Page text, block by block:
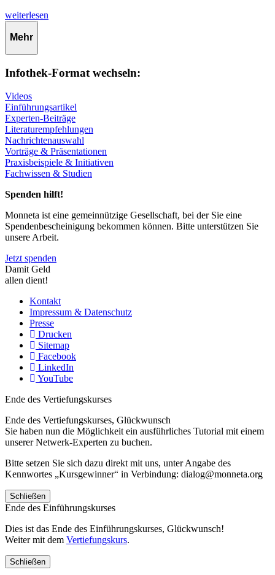
weiterlesen
Mehr
Infothek-Format wechseln:
Videos
Einführungsartikel
Experten-Beiträge
Literaturempfehlungen
Nachrichtenauswahl
Vorträge & Präsentationen
Praxisbeispiele & Initiativen
Fachwissen & Studien
Spenden hilft!
Monneta ist eine gemeinnützige Gesellschaft, bei der Sie eine
Spendenbescheinigung bekommen können. Bitte unterstützen Sie
unsere Arbeit.
Jetzt spenden
Damit Geld
allen dient!
Kontakt
Impressum & Datenschutz
Presse
Drucken
Sitemap
Facebook
LinkedIn
YouTube
Ende des Vertiefungskurses
Ende des Vertiefungskurses, Glückwunsch
Sie haben nun die Möglichkeit ein ausführliches Tutorial mit einem
unserer Netwerk-Experten zu buchen.
Bitte setzen Sie sich dazu direkt mit uns, unter Angabe des
Kennwortes „Kursgewinner“ in Verbindung: dialog@monneta.org
Schließen
Ende des Einführungskurses
Dies ist das Ende des Einführungskurses, Glückwunsch!
Weiter mit dem Vertiefungskurs.
Schließen